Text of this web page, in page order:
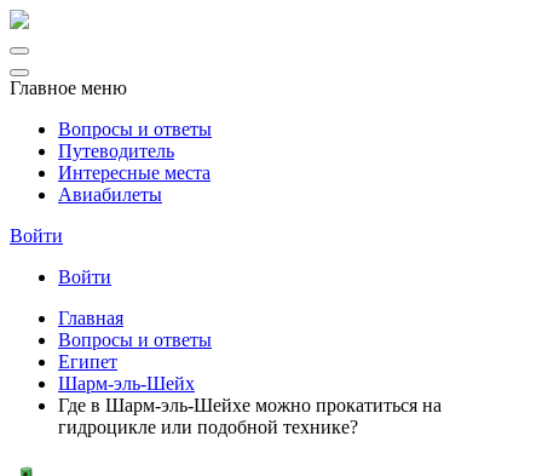
Главное меню
Вопросы и ответы
Путеводитель
Интересные места
Авиабилеты
Войти
Войти
Главная
Вопросы и ответы
Египет
Шарм-эль-Шейх
Где в Шарм-эль-Шейхе можно прокатиться на
гидроцикле или подобной технике?